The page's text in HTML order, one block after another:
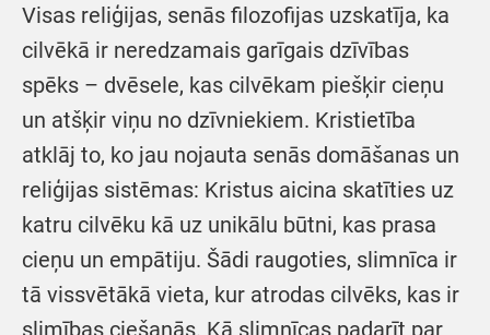
Visas reliģijas, senās filozofijas uzskatīja, ka
cilvēkā ir neredzamais garīgais dzīvības
spēks – dvēsele, kas cilvēkam piešķir cieņu
un atšķir viņu no dzīvniekiem. Kristietība
atklāj to, ko jau nojauta senās domāšanas un
reliģijas sistēmas: Kristus aicina skatīties uz
katru cilvēku kā uz unikālu būtni, kas prasa
cieņu un empātiju. Šādi raugoties, slimnīca ir
tā vissvētākā vieta, kur atrodas cilvēks, kas ir
slimības ciešanās. Kā slimnīcas padarīt par